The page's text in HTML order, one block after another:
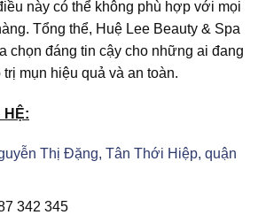
này có thể không phù hợp với mọi
Tổng thể, Huệ Lee Beauty & Spa
chọn đáng tin cậy cho những ai đang
mụn hiệu quả và an toàn.
HỆ:
Thị Đặng, Tân Thới Hiệp, quận
342 345